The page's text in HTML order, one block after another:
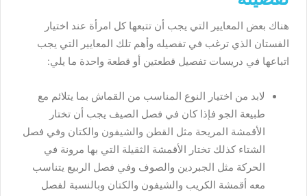
هناك بعض المعايير التي يجب أن تتبعها كل امرأة عند اختيار
الفستان الذي ترغب في تفصيله وأهم تلك المعايير التي يجب
اتباعها في دريسات تفصيل قطعتين أو قطعة واحدة ما يلي:
لابد من اختيار النوع المناسب من القماش بما يتلائم مع
طبيعة الجو فإذا كان في فصل الصيف يجب أن تختار
الأقمشة المريحة مثل القطن والشيفون والكتان وفي فصل
الشتاء كذلك تختار الأقمشة الثقيلة التي بها مرونة في
الحركة مثل الجبردين والصوف وفي فصل الربيع يتناسب
معه أقمشة الكريب والشيفون والكتان وبالنسبة لفصل